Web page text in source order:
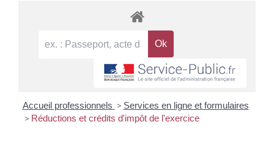
Accueil professionnels > Services en ligne et formulaires
> Réductions et crédits d'impôt de l'exercice